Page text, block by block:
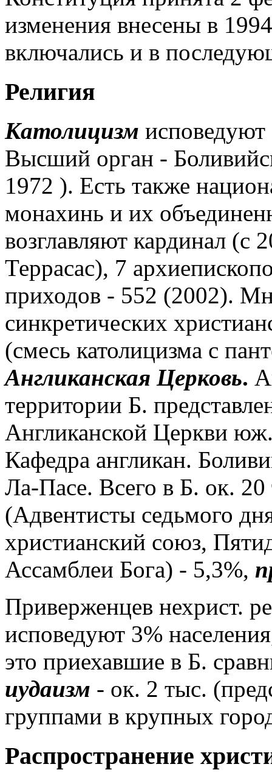
изменения внесены в
включались и в
Религия
Католицизм исповедуют
Высший орган -
1972 ). Есть также
монахинь и их
возглавляют кардинал (с
Террасас), 7
приходов - 552 (2002).
синкретических
(смесь католицизма с
Англиканская Церковь.
территории Б.
Англиканской Церкви
Кафедра англикан.
Ла-Пасе. Всего в Б. ок.
(Адвентисты седьмого
христианский союз,
Ассамблеи Бога) - 5,3%,
Приверженцев нехрист.
исповедуют 3%
это приехавшие в Б.
иудаизм - ок. 2 тыс.
группами в крупных
Распространение